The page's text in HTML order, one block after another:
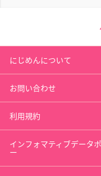
にじめんについて
お問い合わせ
利用規約
インフォマティブデータ
ー